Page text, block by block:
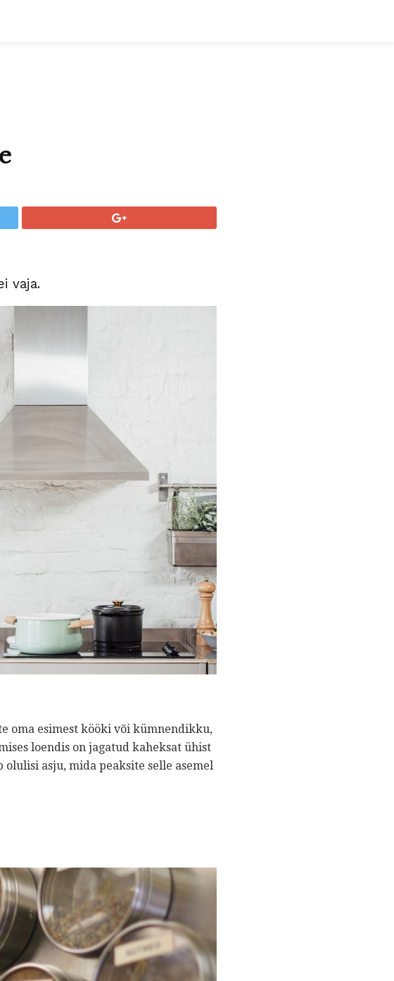
vaja.
oma esimest kööki või kümnendikku,
loendis on jagatud kaheksat ühist
asju, mida peaksite selle asemel